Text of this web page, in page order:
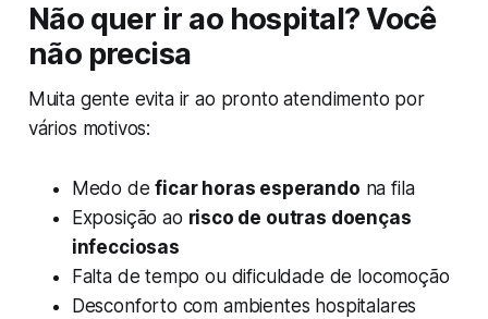
Não quer ir ao hospital? Você
não precisa
Muita gente evita ir ao pronto atendimento por
vários motivos:
Medo deficar horas esperando na fila
Exposição ao risco de outras doenças
infecciosas
Falta de tempo ou dificuldade de locomoção
Desconforto com ambientes hospitalares